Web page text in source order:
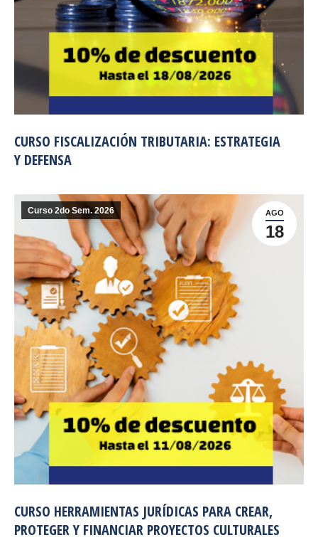
CURSO FISCALIZACIÓN TRIBUTARIA: ESTRATEGIA
Y DEFENSA
AGO
18
Curso 2do Sem. 2026
CURSO HERRAMIENTAS JURÍDICAS PARA CREAR,
PROTEGER Y FINANCIAR PROYECTOS CULTURALES